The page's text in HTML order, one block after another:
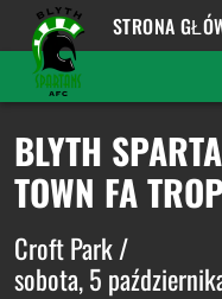
STRONA
BLYTH
TOWN FA
Croft Park /
sobota, 5